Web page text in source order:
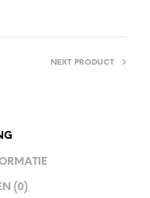
NEXT PRODUCT
(0)